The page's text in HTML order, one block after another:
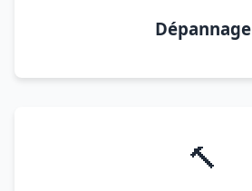
Dépannage
🔨